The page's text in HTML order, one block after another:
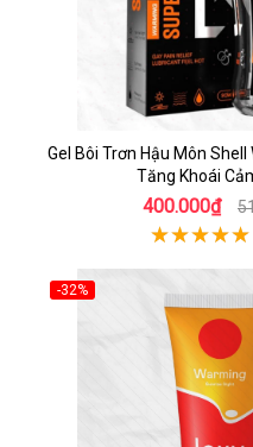
Gel Bôi Trơn Hậu Môn
Tăng Khoái
400.000₫
-32%